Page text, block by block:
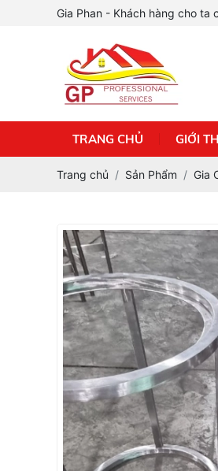
Gia Phan - Khách hàng cho ta
TRANG CHỦ GIỚI
Trang chủ Sản Phẩm Gia